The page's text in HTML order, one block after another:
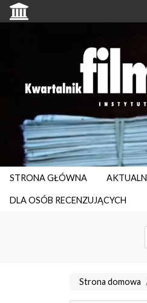
STRONA GŁÓWNA
DLA OSÓB RECENZUJĄCYCH
Strona domowa